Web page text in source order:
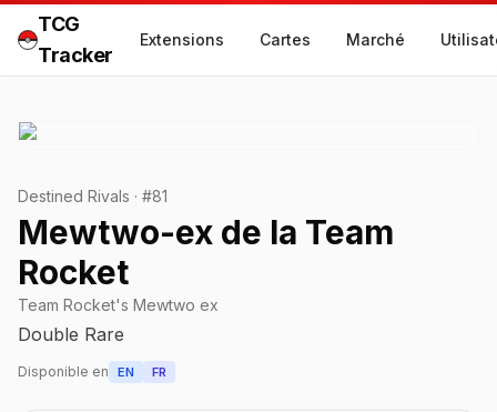
TCG
Tracker
Extensions Cartes Marché
Destined Rivals · #81
Mewtwo-ex de la Team
Rocket
Team Rocket's Mewtwo ex
Double Rare
Disponible en EN FR